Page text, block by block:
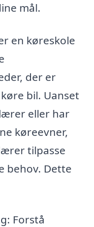
mål.
en køreskole
der er
bil. Uanset
eller har
køreevner,
tilpasse
behov. Dette
Forstå